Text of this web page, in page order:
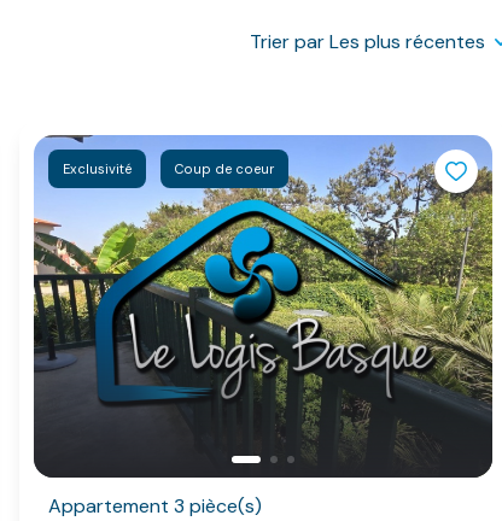
Trier par Les plus récentes
Exclusivité Coup de coeur
Appartement 3 pièce(s)